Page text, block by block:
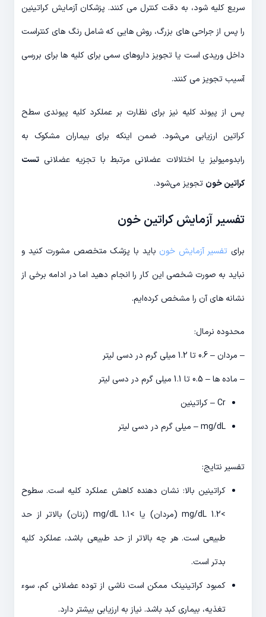
سریع کلیه شود، به دقت کنترل می کنند. پزشکان آزمایش کراتینین
را پس از جراحی های بزرگ، روش هایی که شامل رنگ های کنتراست
داخل وریدی است یا تجویز داروهای سمی برای کلیه ها برای بررسی
آسیب تجویز می کنند.
پس از پیوند کلیه نیز برای نظارت بر عملکرد کلیه پیوندی سطح
کراتین ارزیابی می‌شود. ضمن اینکه برای بیماران مشکوک به
رابدومیولیز یا اختلالات عضلانی مرتبط با تجزیه عضلانی تست
کراتین خون تجویز می‌شود.
تفسیر آزمایش کراتین خون
برای تفسیر آزمایش خون باید با پزشک متخصص مشورت کنید و
نباید به صورت شخصی این کار را انجام دهید اما در ادامه برخی از
نشانه های آن را مشخص کرده‌ایم.
محدوده نرمال:
– مردان – 0.6 تا 1.2 میلی گرم در دسی لیتر
– ماده ها – 0.5 تا 1.1 میلی گرم در دسی لیتر
Cr – کراتینین
mg/dL – میلی گرم در دسی لیتر
تفسیر نتایج:
کراتینین بالا: نشان دهنده کاهش عملکرد کلیه است. سطوح
>1.2 mg/dL (مردان) یا >1.1 mg/dL (زنان) بالاتر از حد
طبیعی است. هر چه بالاتر از حد طبیعی باشد، عملکرد کلیه
بدتر است.
کمبود کراتینینک ممکن است ناشی از توده عضلانی کم، سوء
تغذیه، بیماری کبد باشد. نیاز به ارزیابی بیشتر دارد.